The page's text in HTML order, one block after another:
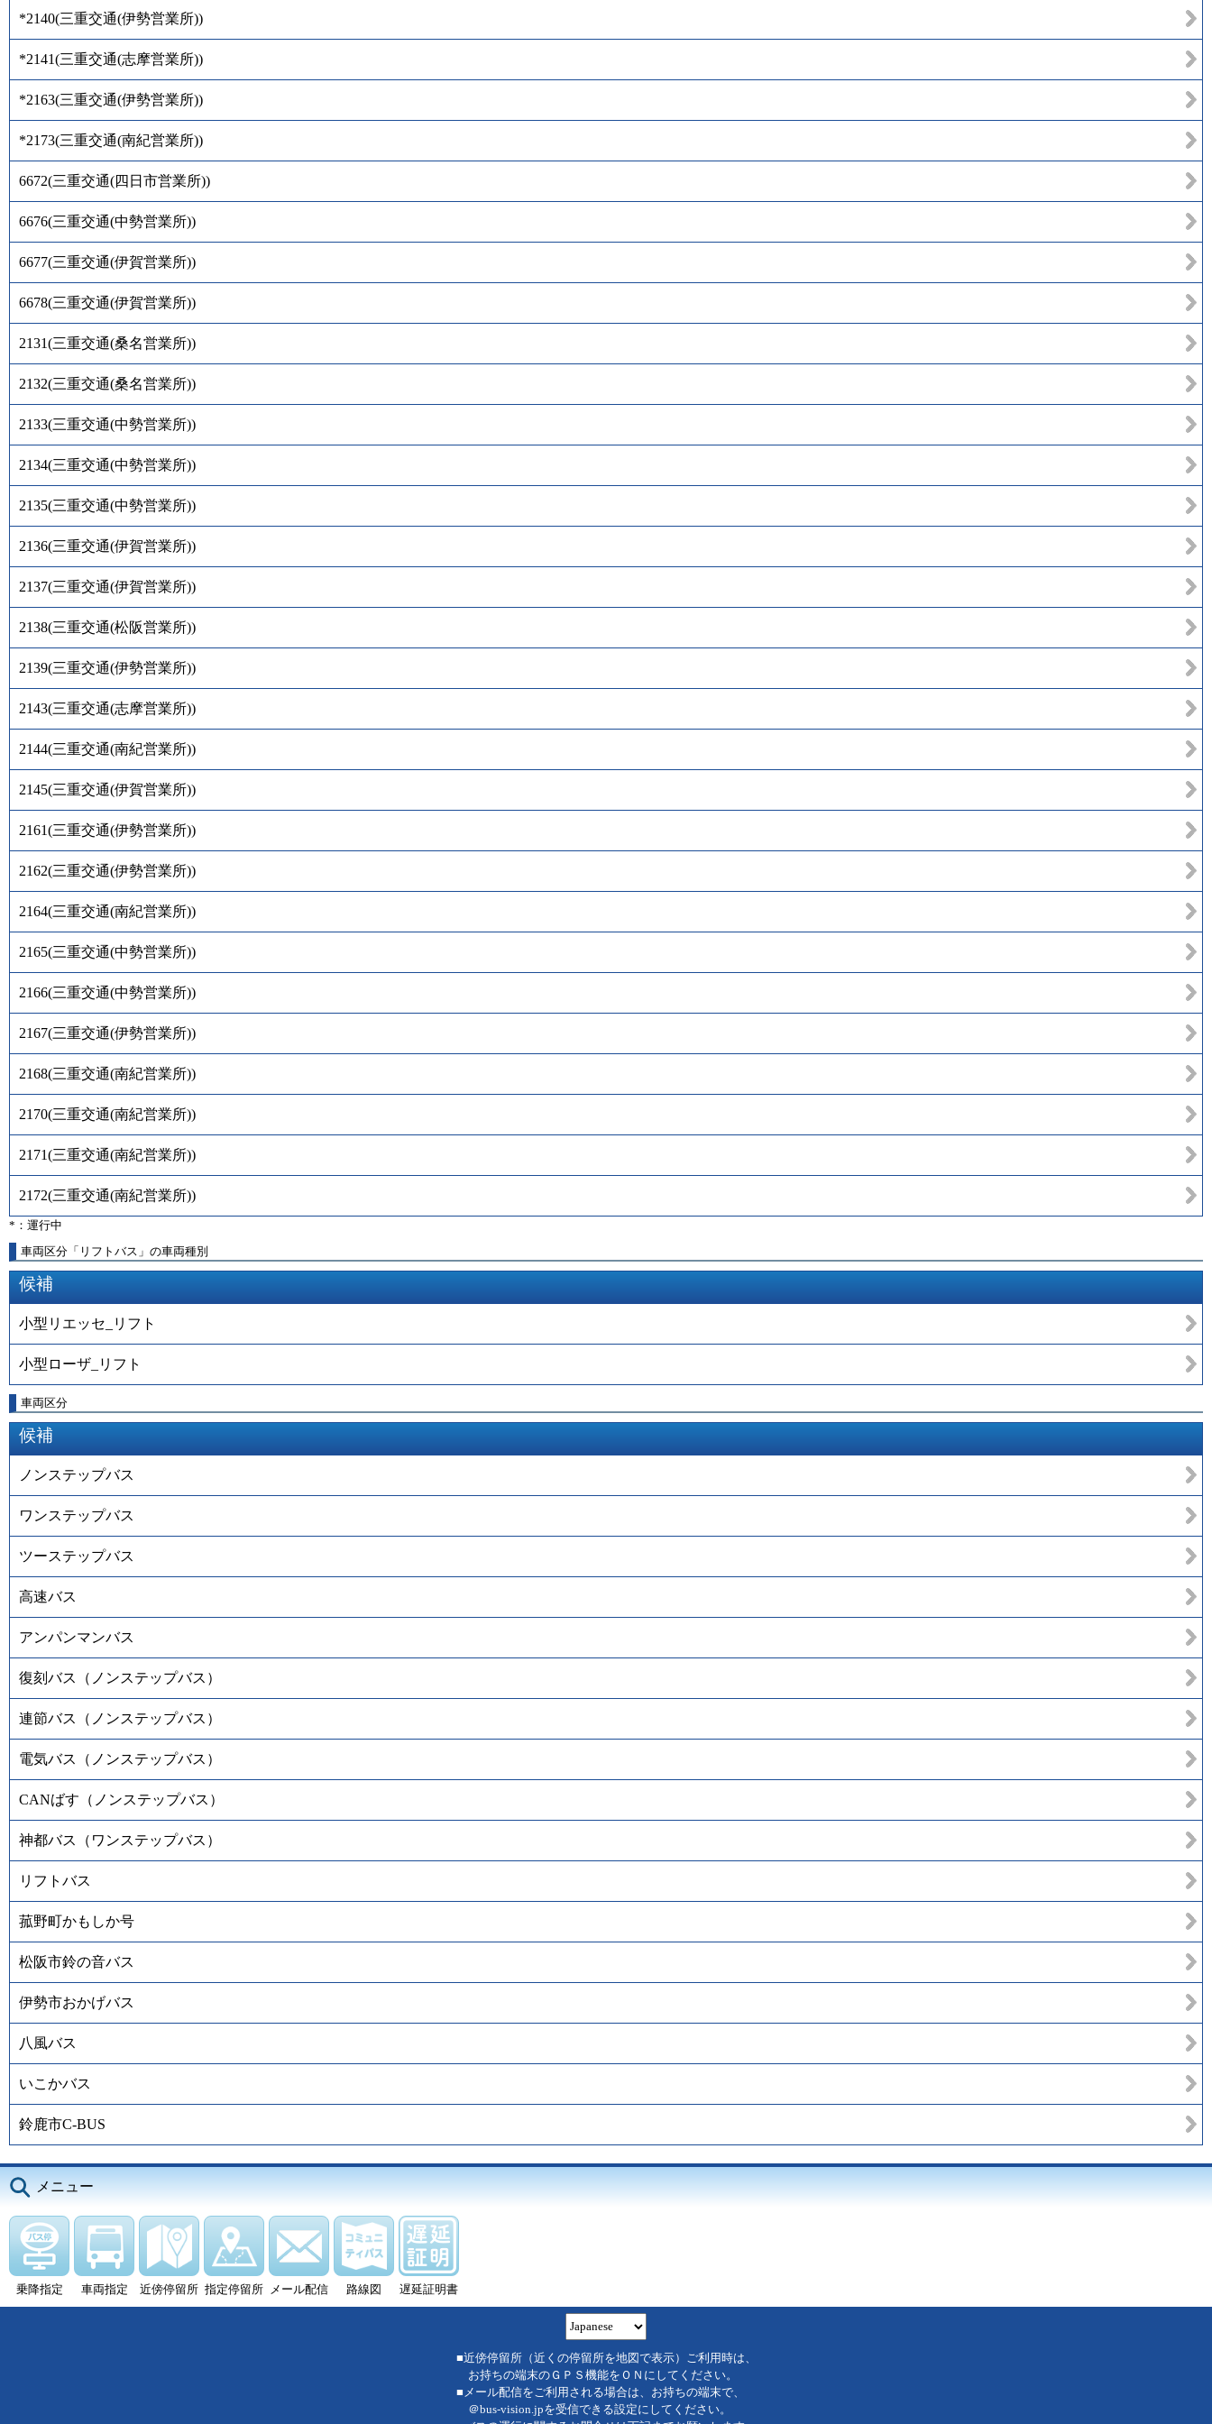
*2140(三重交通(伊勢営業所))
*2141(三重交通(志摩営業所))
*2163(三重交通(伊勢営業所))
*2173(三重交通(南紀営業所))
6672(三重交通(四日市営業所))
6676(三重交通(中勢営業所))
6677(三重交通(伊賀営業所))
6678(三重交通(伊賀営業所))
2131(三重交通(桑名営業所))
2132(三重交通(桑名営業所))
2133(三重交通(中勢営業所))
2134(三重交通(中勢営業所))
2135(三重交通(中勢営業所))
2136(三重交通(伊賀営業所))
2137(三重交通(伊賀営業所))
2138(三重交通(松阪営業所))
2139(三重交通(伊勢営業所))
2143(三重交通(志摩営業所))
2144(三重交通(南紀営業所))
2145(三重交通(伊賀営業所))
2161(三重交通(伊勢営業所))
2162(三重交通(伊勢営業所))
2164(三重交通(南紀営業所))
2165(三重交通(中勢営業所))
2166(三重交通(中勢営業所))
2167(三重交通(伊勢営業所))
2168(三重交通(南紀営業所))
2170(三重交通(南紀営業所))
2171(三重交通(南紀営業所))
2172(三重交通(南紀営業所))
*：運行中
車両区分「リフトバス」の車両種別
候補
小型リエッセ_リフト
小型ローザ_リフト
車両区分
候補
ノンステップバス
ワンステップバス
ツーステップバス
高速バス
アンパンマンバス
復刻バス（ノンステップバス）
連節バス（ノンステップバス）
電気バス（ノンステップバス）
CANばす（ノンステップバス）
神都バス（ワンステップバス）
リフトバス
菰野町かもしか号
松阪市鈴の音バス
伊勢市おかげバス
八風バス
いこかバス
鈴鹿市C-BUS
メニュー
乗降指定 車両指定 近傍停留所 指定停留所 メール配信 路線図 遅延証明書
■近傍停留所（近くの停留所を地図で表示）ご利用時は、
お持ちの端末のＧＰＳ機能をＯＮにしてください。
■メール配信をご利用される場合は、お持ちの端末で、
＠bus-vision.jpを受信できる設定にしてください。